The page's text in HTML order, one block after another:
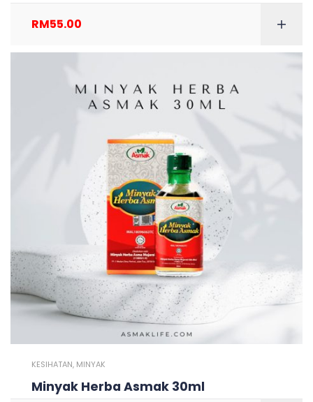
RM55.00
KESIHATAN, MINYAK
Minyak Herba Asmak 30ml